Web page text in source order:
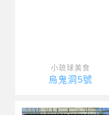
小琉球美食
烏鬼洞5號